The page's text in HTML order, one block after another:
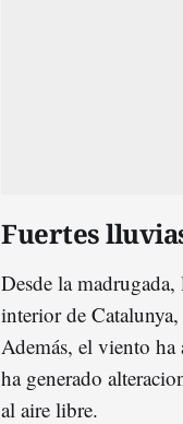
Fuertes
Desde la
interior de
Además, el viento ha
ha generado
al aire libre.